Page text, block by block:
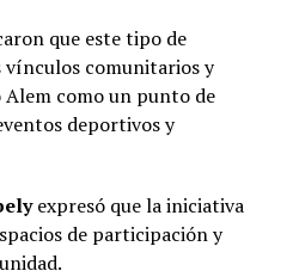
que este tipo de
comunitarios y
como un punto de
deportivos y
expresó que la iniciativa
de participación y